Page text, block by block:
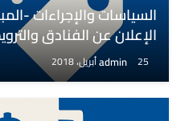
السياسات والإجراءات -
الإعلان عن الفنادق
admin 25 أبريل، 2018